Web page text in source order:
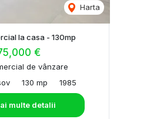
Harta
la casa - 130mp
€
de vânzare
130 mp 1985
multe detalii